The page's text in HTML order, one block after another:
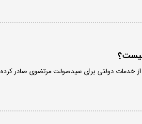
خدمات دولتی برای سیدصولت مرتضوی صادر کرده